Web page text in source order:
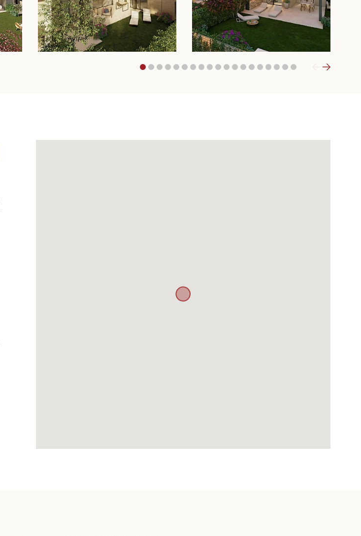
1 2 3 4 5 6 7 8 9 1011 1213141516 19